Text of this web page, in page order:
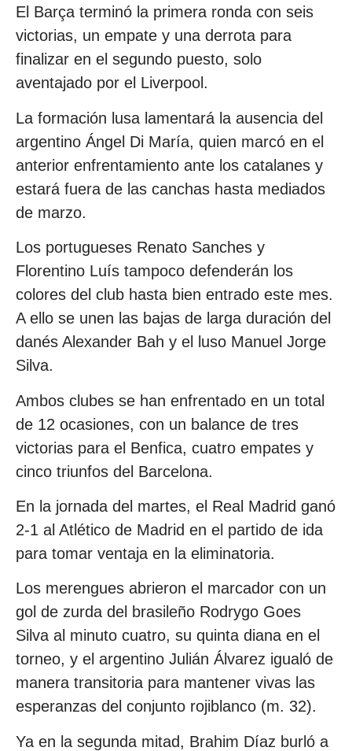
El Barça terminó la primera ronda con seis
victorias, un empate y una derrota para
finalizar en el segundo puesto, solo
aventajado por el Liverpool.
La formación lusa lamentará la ausencia del
argentino Ángel Di María, quien marcó en el
anterior enfrentamiento ante los catalanes y
estará fuera de las canchas hasta mediados
de marzo.
Los portugueses Renato Sanches y
Florentino Luís tampoco defenderán los
colores del club hasta bien entrado este mes.
A ello se unen las bajas de larga duración del
danés Alexander Bah y el luso Manuel Jorge
Silva.
Ambos clubes se han enfrentado en un total
de 12 ocasiones, con un balance de tres
victorias para el Benfica, cuatro empates y
cinco triunfos del Barcelona.
En la jornada del martes, el Real Madrid ganó
2-1 al Atlético de Madrid en el partido de ida
para tomar ventaja en la eliminatoria.
Los merengues abrieron el marcador con un
gol de zurda del brasileño Rodrygo Goes
Silva al minuto cuatro, su quinta diana en el
torneo, y el argentino Julián Álvarez igualó de
manera transitoria para mantener vivas las
esperanzas del conjunto rojiblanco (m. 32).
Ya en la segunda mitad, Brahim Díaz burló a